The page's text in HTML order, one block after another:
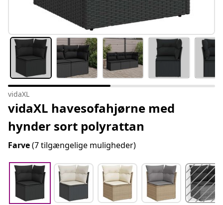
vidaXL
vidaXL havesofahjørne med
hynder sort polyrattan
Farve(7 tilgængelige muligheder)